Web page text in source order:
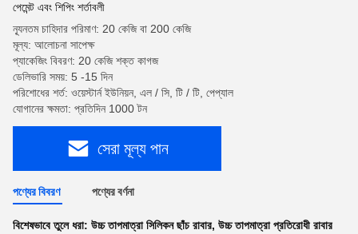
পেমেন্ট এবং শিপিং শর্তাবলী
ন্যূনতম চাহিদার পরিমাণ: 20 কেজি বা 200 কেজি
মূল্য: আলোচনা সাপেক্ষ
প্যাকেজিং বিবরণ: 20 কেজি শক্ত কাগজ
ডেলিভারি সময়: 5 -15 দিন
পরিশোধের শর্ত: ওয়েস্টার্ন ইউনিয়ন, এল / সি, টি / টি, পেপ্যাল
যোগানের ক্ষমতা: প্রতিদিন 1000 টন
সেরা মূল্য পান
পণ্যের বিবরণ পণ্যের বর্ণনা
বিশেষভাবে তুলে ধরা: উচ্চ তাপমাত্রা সিলিকন ছাঁচ রাবার, উচ্চ তাপমাত্রা প্রতিরোধী রাবার